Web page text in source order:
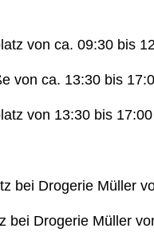
von ca. 09:30 bis
von ca. 13:30 bis
von 13:30 bis
bei Drogerie Müller
bei Drogerie Müller